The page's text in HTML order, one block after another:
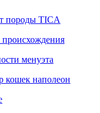
породы TICA
менуэта
кошек наполеон